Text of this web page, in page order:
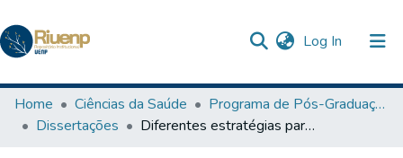
Log In (current)
Communities & Collections
Browse DSpace
Home Ciências da Saúde
Programa de Pós-Graduação em Ciências do Movimento Humano
Dissertações
Diferentes estratégias para as aulas de educação física e o impacto sobre a intensidade dos esforços, as percepções e o engajamento dos escolares